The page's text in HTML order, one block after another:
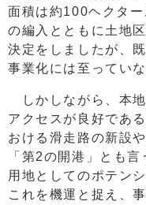
面積は約100ヘクタ
の編入とともに土地
決定をしましたが、
事業化には至ってい
しかしながら、本
アクセスが良好であ
おける滑走路の新設
「第2の開港」とも
用地としてのポテン
これを機運と捉え、